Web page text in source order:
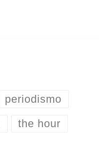
periodismo
the hour